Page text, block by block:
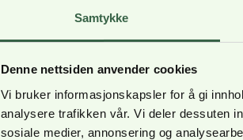
Samtykke
Denne nettsiden anvender cookies
Vi bruker informasjonskapsler for å gi
analysere trafikken vår. Vi deler dessuten
sosiale medier, annonsering og